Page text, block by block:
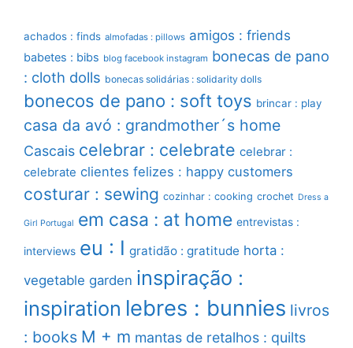
achados : finds almofadas : pillows amigos : friends
babetes : bibs blog facebook instagram bonecas de pano
: cloth dolls bonecas solidárias : solidarity dolls
bonecos de pano : soft toys brincar : play
casa da avó : grandmother´s home
Cascais celebrar : celebrate celebrar :
celebrate clientes felizes : happy customers
costurar : sewing cozinhar : cooking crochet Dress a
Girl Portugal em casa : at home entrevistas :
interviews eu : I gratidão : gratitude horta :
vegetable garden inspiração :
inspiration lebres : bunnies livros
: books M + m mantas de retalhos : quilts